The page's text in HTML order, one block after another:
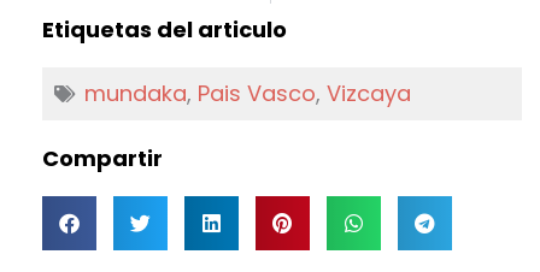
Etiquetas del articulo
mundaka, Pais Vasco, Vizcaya
Compartir